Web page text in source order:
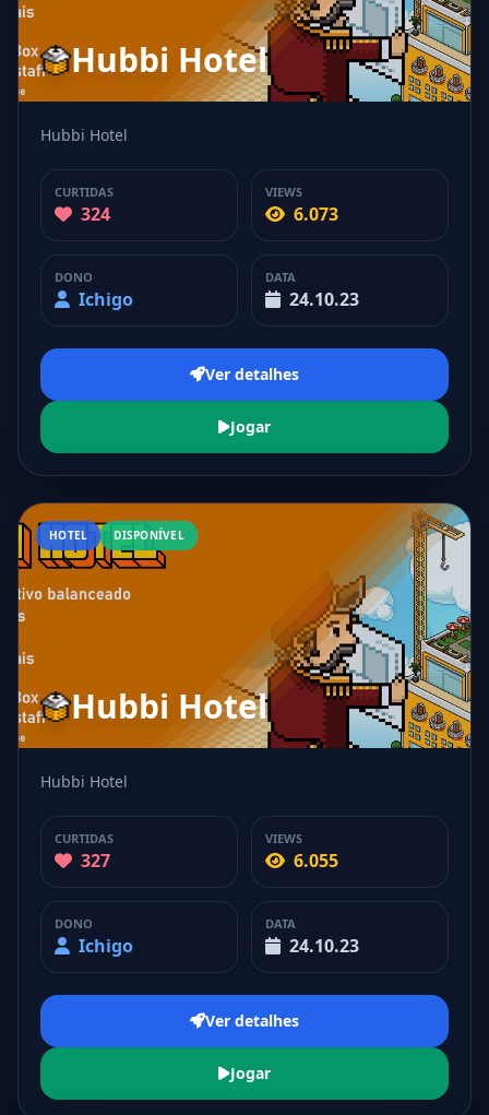
Hubbi Hotel
Hubbi Hotel
CURTIDAS
324
VIEWS
6.073
DONO
Ichigo
DATA
24.10.23
Ver detalhes
Jogar
HOTEL DISPONÍVEL
Hubbi Hotel
Hubbi Hotel
CURTIDAS
327
VIEWS
6.055
DONO
Ichigo
DATA
24.10.23
Ver detalhes
Jogar